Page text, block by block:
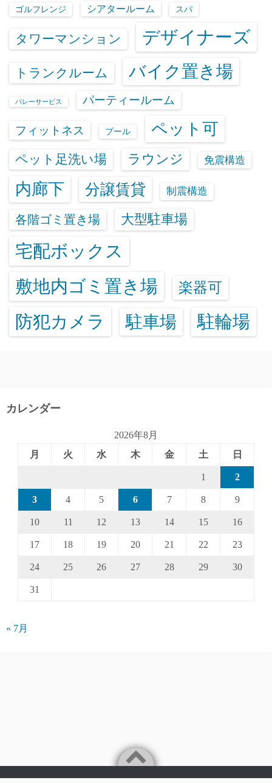
ゴルフレンジ シアタールーム スパ
タワーマンション デザイナーズ
トランクルーム バイク置き場
バレーサービス パーティールーム
フィットネス プール ペット可
ペット足洗い場 ラウンジ 免震構造
内廊下 分譲賃貸 制震構造
各階ゴミ置き場 大型駐車場
宅配ボックス
敷地内ゴミ置き場
楽器可
防犯カメラ 駐車場 駐輪場
カレンダー
2026年8月
月
火 水 木 金 土 日
1 2
3 4 5 6 7 8 9
10 11 12 13 14 15 16
17 18 19 20 21 22 23
24 25 26 27 28 29 30
31
« 7月